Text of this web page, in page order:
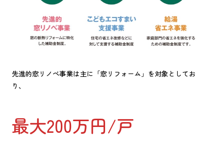
先進的窓リノベ事業は主に「窓リフォーム」を対象としてお
り、
最大200万円/戸